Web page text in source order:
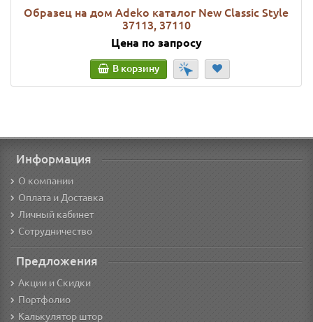
Образец на дом Adeko каталог New Classic Style
37113, 37110
Цена по запросу
В корзину
Информация
О компании
Оплата и Доставка
Личный кабинет
Сотрудничество
Предложения
Акции и Скидки
Портфолио
Калькулятор штор